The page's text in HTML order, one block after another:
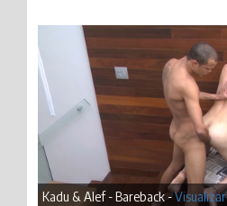
Kadu & Alef - Bareback -Visualizar